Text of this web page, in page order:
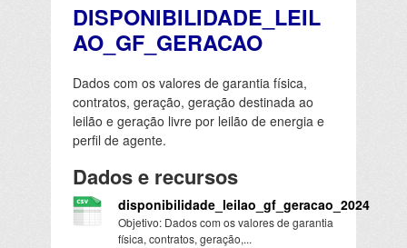
DISPONIBILIDADE_LEIL
AO_GF_GERACAO
Dados com os valores de garantia física,
contratos, geração, geração destinada ao
leilão e geração livre por leilão de energia e
perfil de agente.
Dados e recursos
disponibilidade_leilao_gf_geracao_2024
Objetivo: Dados com os valores de garantia
física, contratos, geração,...